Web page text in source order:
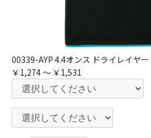
00339-AYP 4.4オンス ドライレイヤ
￥1,274 ～ ￥1,531